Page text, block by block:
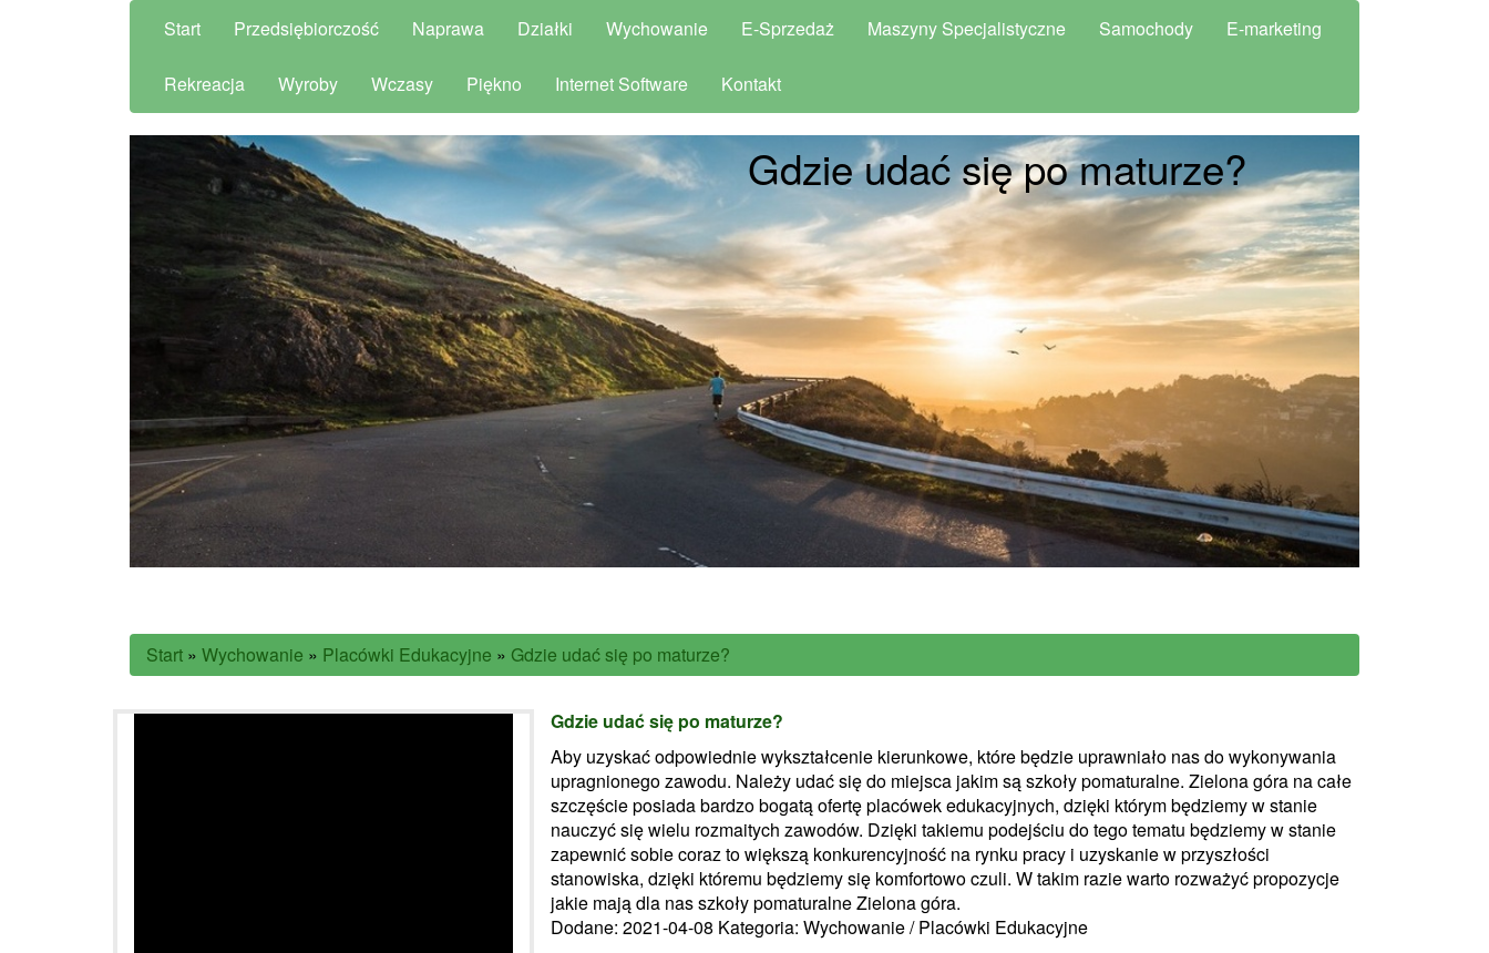
Start Przedsiębiorczość Naprawa Działki Wychowanie E-Sprzedaż Maszyny Specjalistyczne Samochody E-marketing
Rekreacja Wyroby Wczasy Piękno Internet Software Kontakt
Gdzie udać się po maturze?
Start » Wychowanie » Placówki Edukacyjne » Gdzie udać się po maturze?
Gdzie udać się po maturze?
Aby uzyskać odpowiednie wykształcenie kierunkowe, które będzie uprawniało nas do wykonywania
upragnionego zawodu. Należy udać się do miejsca jakim są szkoły pomaturalne. Zielona góra na całe
szczęście posiada bardzo bogatą ofertę placówek edukacyjnych, dzięki którym będziemy w stanie
nauczyć się wielu rozmaitych zawodów. Dzięki takiemu podejściu do tego tematu będziemy w stanie
zapewnić sobie coraz to większą konkurencyjność na rynku pracy i uzyskanie w przyszłości
stanowiska, dzięki któremu będziemy się komfortowo czuli. W takim razie warto rozważyć propozycje
jakie mają dla nas szkoły pomaturalne Zielona góra.
Dodane: 2021-04-08 Kategoria: Wychowanie / Placówki Edukacyjne